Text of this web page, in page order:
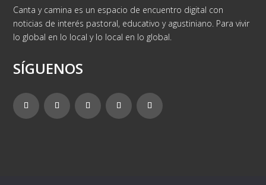
Canta y camina es un espacio de encuentro digital con
noticias de interés pastoral, educativo y agustiniano. Para vivir
lo global en lo local y lo local en lo global.
SÍGUENOS